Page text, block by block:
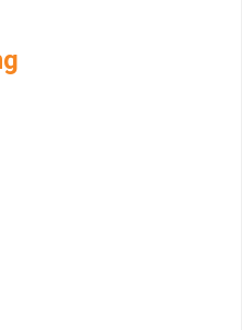
tin tưởng lựa chọn trên thị
rõ ý nghĩa và các bước đặt
chóng nhất.
sim Tứ quý 2 như ý!